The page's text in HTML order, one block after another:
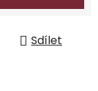
Sdílet